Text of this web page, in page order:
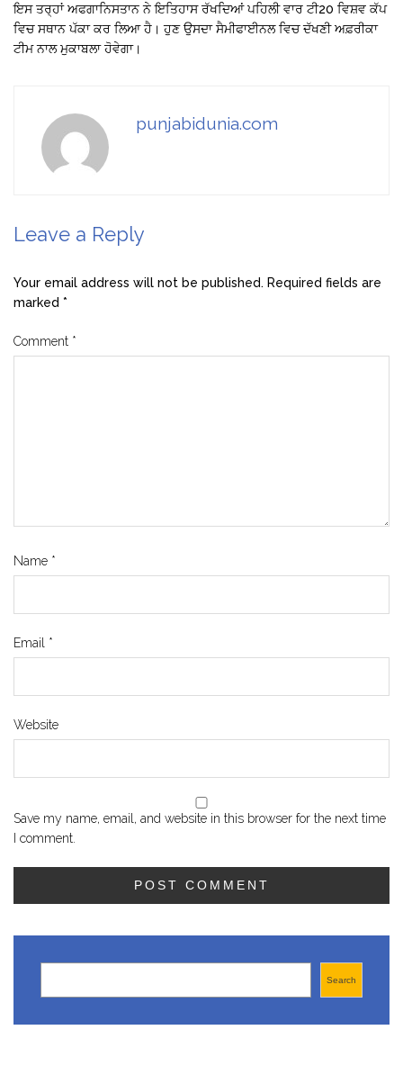
ਇਸ ਤਰ੍ਹਾਂ ਅਫਗਾਨਿਸਤਾਨ ਨੇ ਇਤਿਹਾਸ ਰੱਖਦਿਆਂ ਪਹਿਲੀ ਵਾਰ ਟੀ20 ਵਿਸ਼ਵ ਕੱਪ
ਵਿਚ ਸਥਾਨ ਪੱਕਾ ਕਰ ਲਿਆ ਹੈ। ਹੁਣ ਉਸਦਾ ਸੈਮੀਫਾਈਨਲ ਵਿਚ ਦੱਖਣੀ ਅਫ਼ਰੀਕਾ
ਟੀਮ ਨਾਲ ਮੁਕਾਬਲਾ ਹੋਵੇਗਾ।
punjabidunia.com
Leave a Reply
Your email address will not be published. Required fields are
marked *
Comment *
Name *
Email *
Website
Save my name, email, and website in this browser for the next time
I comment.
Search